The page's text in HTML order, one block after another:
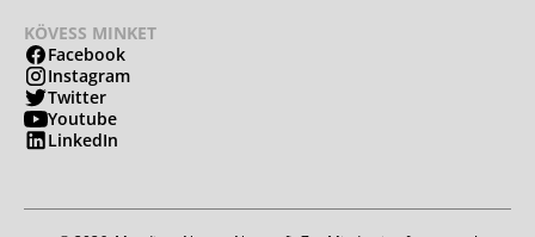
KÖVESS MINKET
Facebook
Instagram
Twitter
Youtube
LinkedIn